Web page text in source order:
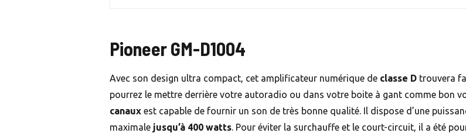
Pioneer GM-D1004
Avec son design ultra compact, cet amplificateur numérique de classe D trouvera
pourrez le mettre derrière votre autoradio ou dans votre boite à gant comme bon
canaux est capable de fournir un son de très bonne qualité. Il dispose d’une
maximale jusqu’à 400 watts. Pour éviter la surchauffe et le court-circuit, il a été